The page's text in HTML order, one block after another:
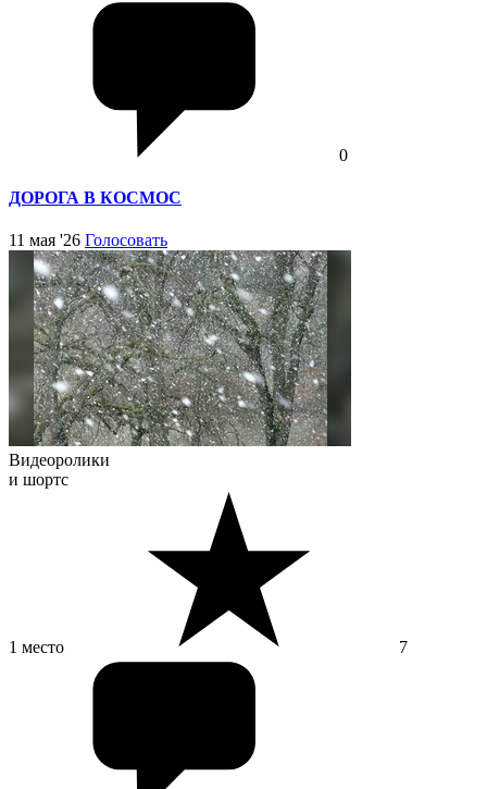
0
ДОРОГА В КОСМОС
11 мая '26 Голосовать
Видеоролики
и шортс
1 место 7